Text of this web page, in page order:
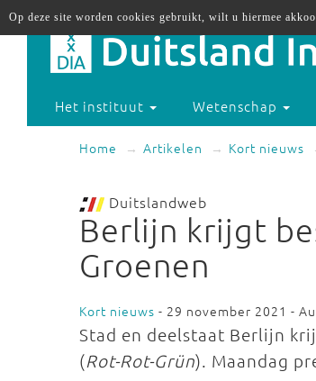
Het instituut Wetenschap
Home Artikelen Kort nieuws
Duitslandweb
Berlijn krijgt
Groenen
Kort nieuws - 29 november 2021 -
Stad en deelstaat Berlijn
(Rot-Rot-Grün). Maandag
Op deze site worden cookies gebruikt, wilt u hiermee